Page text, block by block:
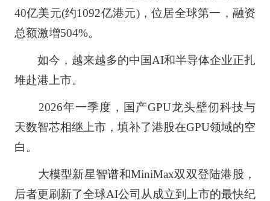
40亿美元(约1092亿港元)，位居全球第一，融资
总额激增504%。
如今，越来越多的中国AI和半导体企业正扎
堆赴港上市。
2026年一季度，国产GPU龙头壁仞科技与
天数智芯相继上市，填补了港股在GPU领域的空
白。
大模型新星智谱和MiniMax双双登陆港股，
后者更刷新了全球AI公司从成立到上市的最快纪